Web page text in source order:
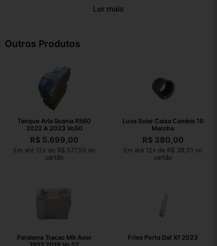
Ler mais
Outros Produtos
Tanque Arla Scania R560
2022 A 2023 Vo50
R$ 5.699,00
Em até 12x de R$ 577,55 no
cartão
Luva Solar Caixa Cambio 16
Marcha
R$380,00
Em até 12x de R$ 38,51 no
cartão
Paralama Tracao Mb Axor
Friso Porta Daf Xf 2023